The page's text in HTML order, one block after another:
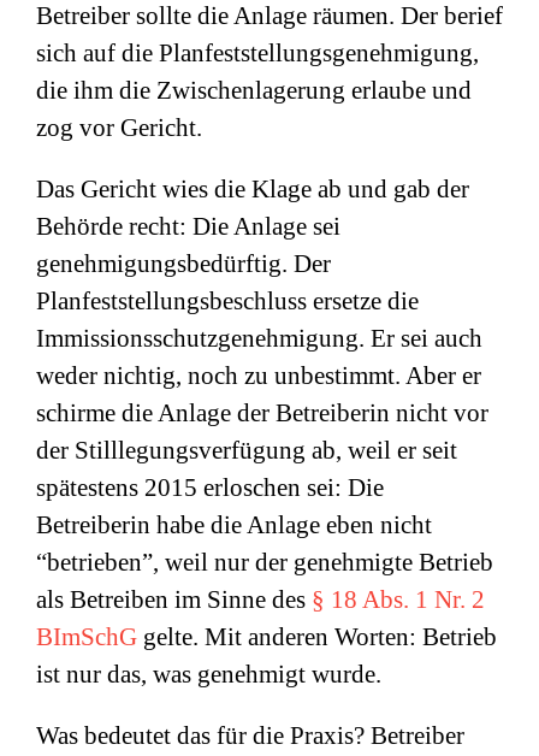
Betreiber sollte die Anlage räumen. Der berief
sich auf die Planfeststellungsgenehmigung,
die ihm die Zwischenlagerung erlaube und
zog vor Gericht.
Das Gericht wies die Klage ab und gab der
Behörde recht: Die Anlage sei
genehmigungsbedürftig. Der
Planfeststellungsbeschluss ersetze die
Immissionsschutzgenehmigung. Er sei auch
weder nichtig, noch zu unbestimmt. Aber er
schirme die Anlage der Betreiberin nicht vor
der Stilllegungsverfügung ab, weil er seit
spätestens 2015 erloschen sei: Die
Betreiberin habe die Anlage eben nicht
“betrieben”, weil nur der genehmigte Betrieb
als Betreiben im Sinne des § 18 Abs. 1 Nr. 2
BImSchG gelte. Mit anderen Worten: Betrieb
ist nur das, was genehmigt wurde.
Was bedeutet das für die Praxis? Betreiber